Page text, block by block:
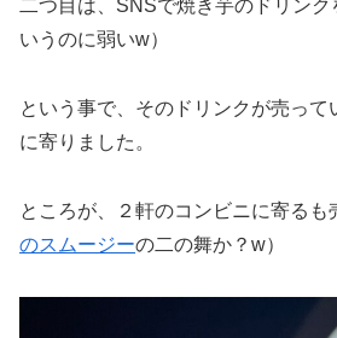
二つ目は、SNSで焼き芋のドリンク
いうのに弱いw）
という事で、そのドリンクが売って
に寄りました。
ところが、２軒のコンビニに寄るも
のスムージーの二の舞か？w）